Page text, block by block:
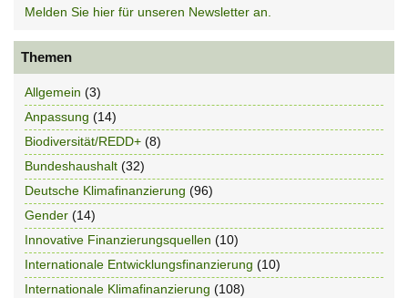
Melden Sie hier für unseren Newsletter an.
Themen
Allgemein (3)
Anpassung (14)
Biodiversität/REDD+ (8)
Bundeshaushalt (32)
Deutsche Klimafinanzierung (96)
Gender (14)
Innovative Finanzierungsquellen (10)
Internationale Entwicklungsfinanzierung (10)
Internationale Klimafinanzierung (108)